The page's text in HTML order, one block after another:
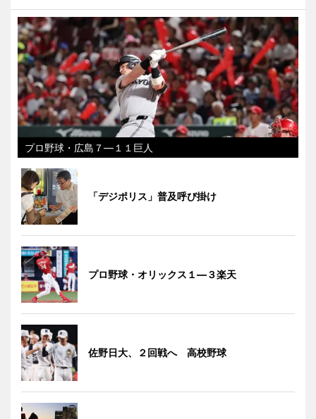
プロ野球・広島７―１１巨人
「デジポリス」普及呼び掛け
プロ野球・オリックス１―３楽天
佐野日大、２回戦へ 高校野球